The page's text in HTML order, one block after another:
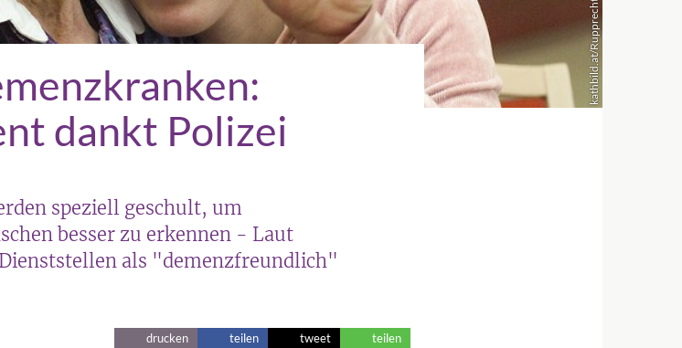
kathbild.at/Rupprecht
dankt Polizei
speziell geschult, um
besser zu erkennen - Laut
als "demenzfreundlich"
drucken teilen tweet teilen